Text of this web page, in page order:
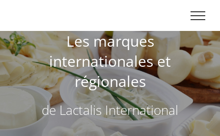
Les marques
internationales et
régionales
de Lactalis International